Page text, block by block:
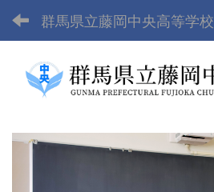
群馬県立藤岡中央高等学校
p